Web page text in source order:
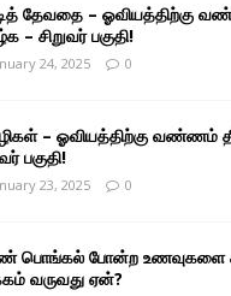
தேவதை – ஓவியத்திற்கு
– சிறுவர் பகுதி!
24, 2025 0
– ஓவியத்திற்கு வண்ணம்
பகுதி!
23, 2025 0
பொங்கல் போன்ற உணவுகளை
வருவது ஏன்?